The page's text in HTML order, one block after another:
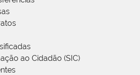
ao Cidadão (SIC)